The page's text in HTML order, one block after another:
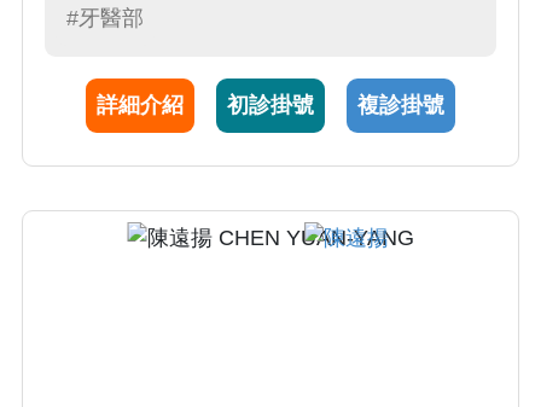
之評估 兒童及青少年牙齒外傷急症處理
#牙醫部
詳細介紹 初診掛號 複診掛號